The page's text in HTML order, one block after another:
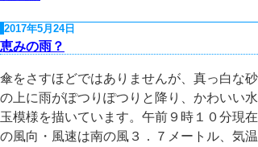
2017年5月24日
恵みの雨？
傘をさすほどではありませんが、真っ白な砂
の上に雨がぽつりぽつりと降り、かわいい水
玉模様を描いています。午前９時１０分現在
の風向・風速は南の風３．７メートル、気温